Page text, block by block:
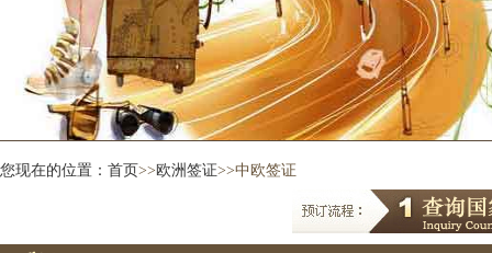
您现在的位置： 首页>>欧洲签证>>中欧签证